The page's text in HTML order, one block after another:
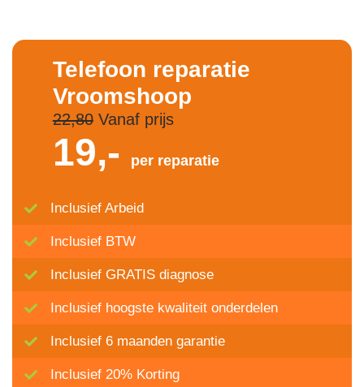
Telefoon reparatie
Vroomshoop
22,80Vanaf prijs
19,- per reparatie
Inclusief Arbeid
Inclusief BTW
Inclusief GRATIS diagnose
Inclusief hoogste kwaliteit onderdelen
Inclusief 6 maanden garantie
Inclusief 20% Korting